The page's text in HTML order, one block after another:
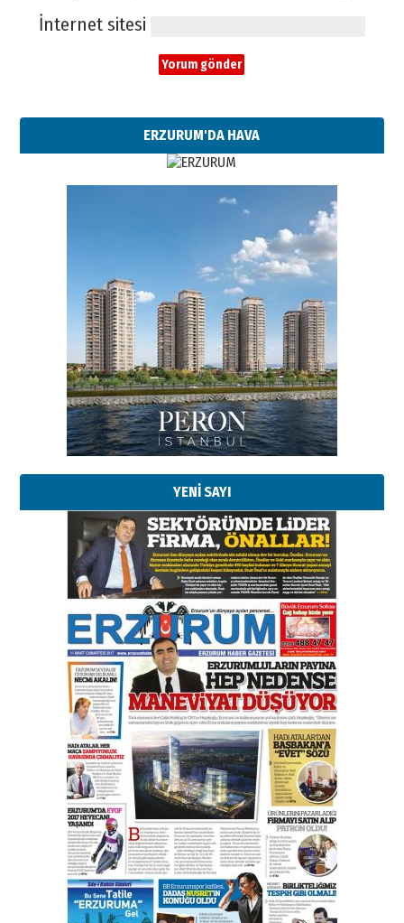
İnternet sitesi
ERZURUM'DA HAVA
YENİ SAYI
Esat BİNDESEN
Başkan Sekmen’den Erzurum’a
bir vizyon proje daha!
02 Ağustos 2026 Pazar
Kadir SABUNCUOĞLU
Erzurumspor’un köşe taşları
29 Haziran 2026 Pazartesi
Kenan GÜLERCİ
Murat Şahsuvaroğlu ERKON’da
çıtayı yukarı taşırken,
yönetimdekiler aşağı
çekmemeli!
17 Şubat 2026 SalıOrhan BOZKURT
Bir fotoğraf, bir şehir, bir
gazeteci… Dizginler kimin
elinde?
31 Mart 2026 Salı
A. Berhan Yılmaz
BİR BÖLÜM DEĞİL, BİR ÖMÜR
SEÇİYORSUNUZ… “NEDEN
ATATÜRK ÜNİVERSİTESİ?”
28 Temmuz 2026 Salı
Ahmet Gökhan YAZICI
Ahmed Yesevi’den bir Alperen…
”Reisimiz” idi… Hakka yürüdü.!
26 Mart 2026 Perşembe
Cem Bakırcı
Ardında bıraktığı hatıralarıyla
gönül adamı Faruk Terzioğlu!
13 Mayıs 2026 Çarşamba